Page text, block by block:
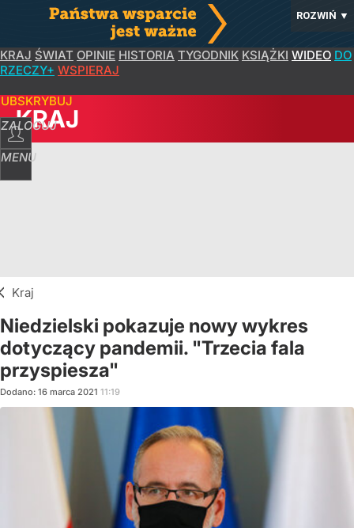
ROZWIŃ ▼
KRAJ ŚWIAT OPINIE HISTORIA TYGODNIK KSIĄŻKI WIDEO DO
RZECZY+ WSPIERAJ
ZALOGUJ
MENU
KRAJ
Kraj
Niedzielski pokazuje nowy wykres
dotyczący pandemii. "Trzecia fala
przyspiesza"
Dodano: 16 marca 2021 11:19